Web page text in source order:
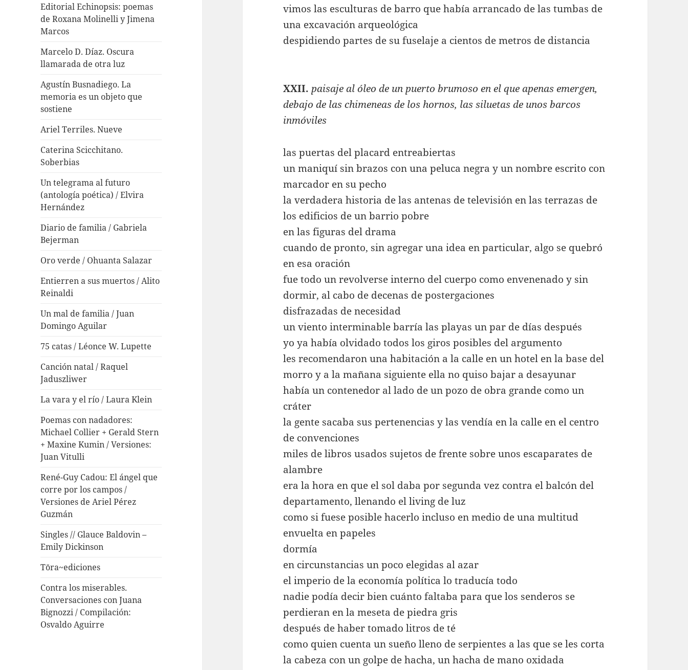
Editorial Echinopsis: poemas
de Roxana Molinelli y Jimena
Marcos
Marcelo D. Díaz. Oscura
llamarada de otra luz
Agustín Busnadiego. La
memoria es un objeto que
sostiene
Ariel Terriles. Nueve
Caterina Scicchitano.
Soberbias
Un telegrama al futuro
(antología poética) / Elvira
Hernández
Diario de familia / Gabriela
Bejerman
Oro verde / Ohuanta Salazar
Entierren a sus muertos / Alito
Reinaldi
Un mal de familia / Juan
Domingo Aguilar
75 catas / Léonce W. Lupette
Canción natal / Raquel
Jaduszliwer
La vara y el río / Laura Klein
Poemas con nadadores:
Michael Collier + Gerald Stern
+ Maxine Kumin / Versiones:
Juan Vitulli
René-Guy Cadou: El ángel que
corre por los campos /
Versiones de Ariel Pérez
Guzmán
Singles // Glauce Baldovin –
Emily Dickinson
Tōra~ediciones
Contra los miserables.
Conversaciones con Juana
Bignozzi / Compilación:
Osvaldo Aguirre
vimos las esculturas de barro que había arrancado de las tumbas de
una excavación arqueológica
despidiendo partes de su fuselaje a cientos de metros de distancia
XXII. paisaje al óleo de un puerto brumoso en el que apenas emergen,
debajo de las chimeneas de los hornos, las siluetas de unos barcos
inmóviles
las puertas del placard entreabiertas
un maniquí sin brazos con una peluca negra y un nombre escrito con
marcador en su pecho
la verdadera historia de las antenas de televisión en las terrazas de
los edificios de un barrio pobre
en las figuras del drama
cuando de pronto, sin agregar una idea en particular, algo se quebró
en esa oración
fue todo un revolverse interno del cuerpo como envenenado y sin
dormir, al cabo de decenas de postergaciones
disfrazadas de necesidad
un viento interminable barría las playas un par de días después
yo ya había olvidado todos los giros posibles del argumento
les recomendaron una habitación a la calle en un hotel en la base del
morro y a la mañana siguiente ella no quiso bajar a desayunar
había un contenedor al lado de un pozo de obra grande como un
cráter
la gente sacaba sus pertenencias y las vendía en la calle en el centro
de convenciones
miles de libros usados sujetos de frente sobre unos escaparates de
alambre
era la hora en que el sol daba por segunda vez contra el balcón del
departamento, llenando el living de luz
como si fuese posible hacerlo incluso en medio de una multitud
envuelta en papeles
dormía
en circunstancias un poco elegidas al azar
el imperio de la economía política lo traducía todo
nadie podía decir bien cuánto faltaba para que los senderos se
perdieran en la meseta de piedra gris
después de haber tomado litros de té
como quien cuenta un sueño lleno de serpientes a las que se les corta
la cabeza con un golpe de hacha, un hacha de mano oxidada